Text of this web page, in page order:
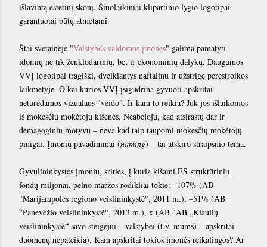
išlavintą estetinį skonį. Šiuolaikiniai klipartinio lygio logotipai
garantuotai būtų atmetami.
Štai svetainėje "Valstybės valdomos įmonės" galima pamatyti
įdomių ne tik ženklodarinių, bet ir ekonominių dalykų. Daugumos
VVĮ logotipai tragiški, dvelkiantys naftalinu ir užstrigę perestroikos
laikmetyje. O kai kurios VVĮ įsigudrina gyvuoti apskritai
neturėdamos vizualaus "veido". Ir kam to reikia? Juk jos išlaikomos
iš mokesčių mokėtojų kišenės. Neabejoju, kad atsirastų dar ir
demagoginių motyvų – neva kad taip taupomi mokesčių mokėtojų
pinigai. Įmonių pavadinimai (naming) – tai atskiro straipsnio tema.
Gyvulininkystės įmonių, srities, į kurią kišami ES struktūrinių
fondų miljonai, pelno maržos rodikliai tokie: –107% (AB
"Marijampolės regiono veislininkystė", 2011 m.), –51% (AB
"Panevėžio veislininkystė", 2013 m.), x (AB "AB „Kiaulių
veislininkystė“ savo steigėjui – valstybei (t.y. mums) – apskritai
duomenų nepateikia). Kam apskritai tokios įmonės reikalingos? Ar